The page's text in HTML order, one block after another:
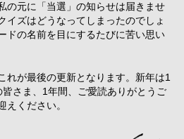
元に「当選」の知らせは届きませ
イズはどうなってしまったのでしょ
ドの名前を目にするたびに苦い思い
が最後の更新となります。新年は1
さま、1年間、ご愛読ありがとうご
えください。